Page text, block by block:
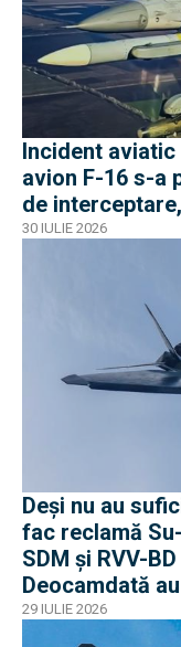
Incident aviatic
avion F-16 s-a
de
30 IULIE 2026
Deși nu au
fac reclamă
SDM și RVV-
Deocamdată
Algeria
29 IULIE 2026